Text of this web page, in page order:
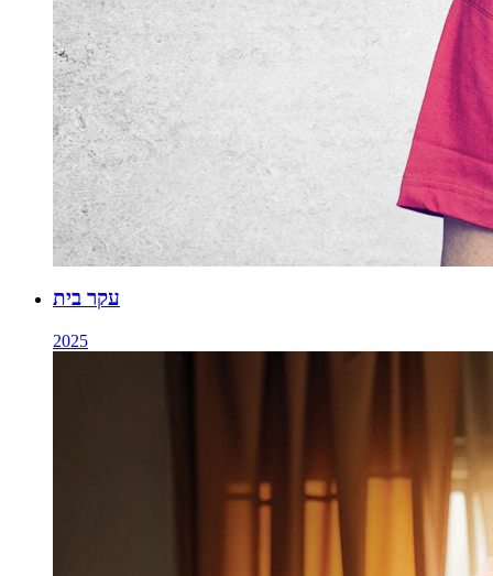
עקר בית
2025